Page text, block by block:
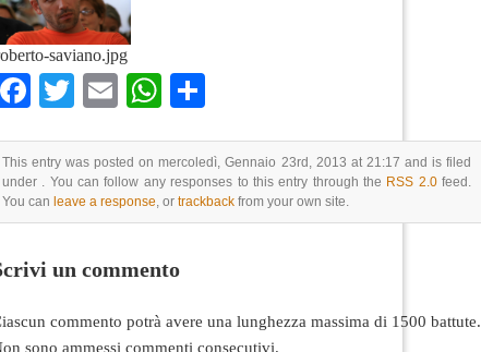
saviano.jpg
Facebook
TwitterEmailWhatsApp
This entry was posted on mercoledì, Gennaio 23rd, 2013 at 21:17 and is filed
under . You can follow any responses to this entry through the RSS 2.0feed.
You can leave a response, or trackback from your own site.
un commento
commento potrà avere una lunghezza massima di 1500 battute.
sono ammessi commenti consecutivi.